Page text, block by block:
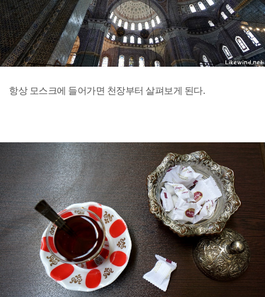
항상 모스크에 들어가면 천장부터 살펴보게 된다.